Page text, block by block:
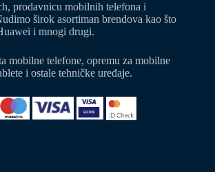
prodavnicu mobilnih telefona i
širok asortiman brendova kao što
i mnogi drugi.
mobilne telefone, opremu za mobilne
i ostale tehničke uređaje.